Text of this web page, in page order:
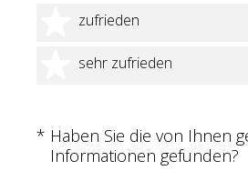
zufrieden
4 Sterne
sehr zufrieden
5 Sterne
* Haben Sie die von Ihnen
Informationen gefunden?
(Erforderlich.)